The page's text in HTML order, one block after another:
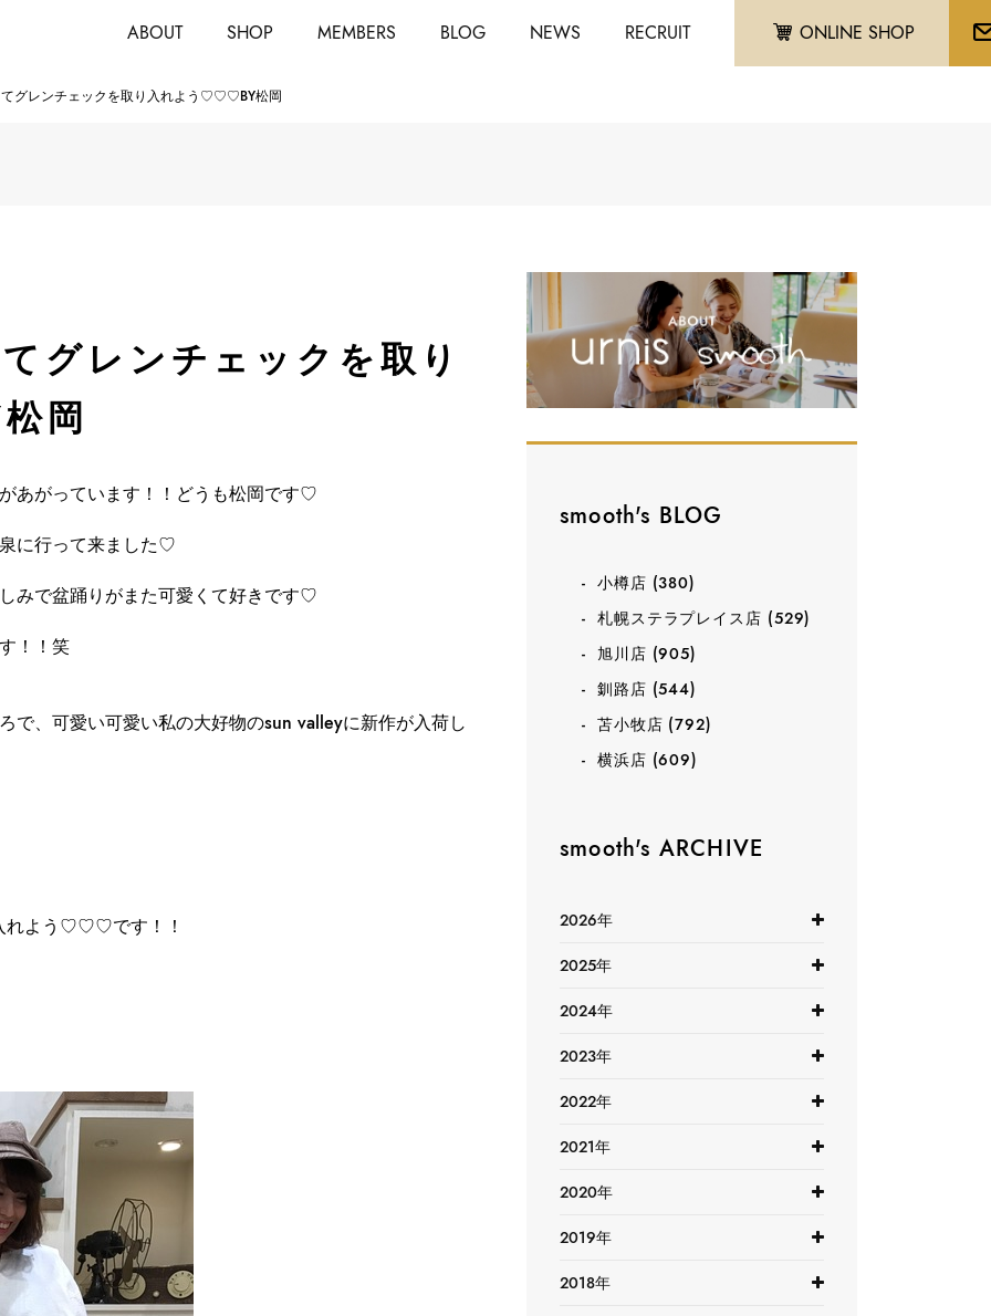
ABOUT SHOP MEMBERS BLOG NEWS RECRUIT ONLINE SHOP
グレンチェックを取り入れよう♡♡♡BY松岡
グレンチェックを取り
岡
あがっています！！どうも松岡です♡
に行って来ました♡
みで盆踊りがまた可愛くて好きです♡
！！笑
で、可愛い可愛い私の大好物のsun valleyに新作が入荷し
れよう♡♡♡です！！
smooth's BLOG
小樽店 (380)
札幌ステラプレイス店 (529)
旭川店 (905)
釧路店 (544)
苫小牧店 (792)
横浜店 (609)
smooth's ARCHIVE
2026年
2025年
2024年
2023年
2022年
2021年
2020年
2019年
2018年